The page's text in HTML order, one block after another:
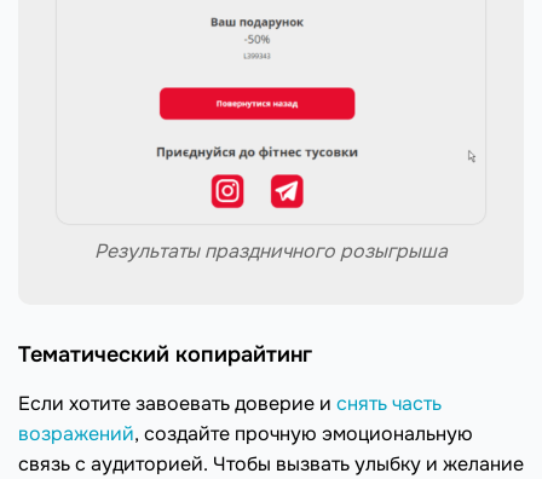
Результаты праздничного розыгрыша
Тематический копирайтинг
Если хотите завоевать доверие и снять часть
возражений, создайте прочную эмоциональную
связь с аудиторией. Чтобы вызвать улыбку и желание